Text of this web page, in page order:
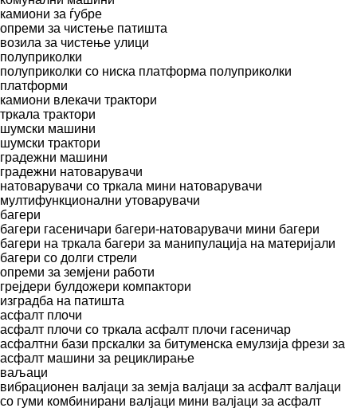
камиони за ѓубре
опреми за чистење патишта
возила за чистење улици
полуприколки
полуприколки со ниска платформа полуприколки
платформи
камиони влекачи трактори
тркала трактори
шумски машини
шумски трактори
градежни машини
градежни натоварувачи
натоварувачи со тркала мини натоварувачи
мултифункционални утоварувачи
багери
багери гасеничари багери-натоварувачи мини багери
багери на тркала багери за манипулација на материјали
багери со долги стрели
опреми за земјени работи
грејдери булдожери компактори
изградба на патишта
асфалт плочи
асфалт плочи со тркала асфалт плочи гасеничар
асфалтни бази прскалки за битуменска емулзија фрези за
асфалт машини за рециклирање
ваљаци
вибрационен валјаци за земја валјаци за асфалт валјаци
со гуми комбинирани валјаци мини валјаци за асфалт